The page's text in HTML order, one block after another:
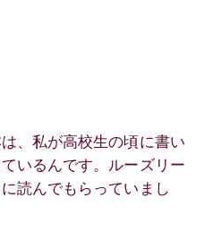
、私が高校生の頃に書い
いるんです。ルーズリー
読んでもらっていまし